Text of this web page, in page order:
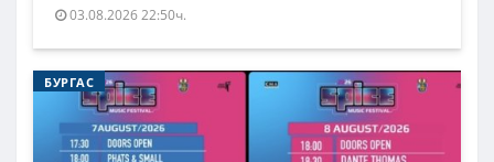
03.08.2026 22:50ч.
БУРГАС